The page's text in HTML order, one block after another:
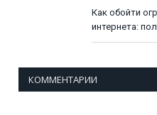
Как обойти
интернета:
КОММЕНТАРИИ